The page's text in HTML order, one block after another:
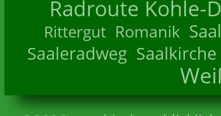
Radroute Kohle-
Rittergut Romanik
Saaleradweg Saalkirche